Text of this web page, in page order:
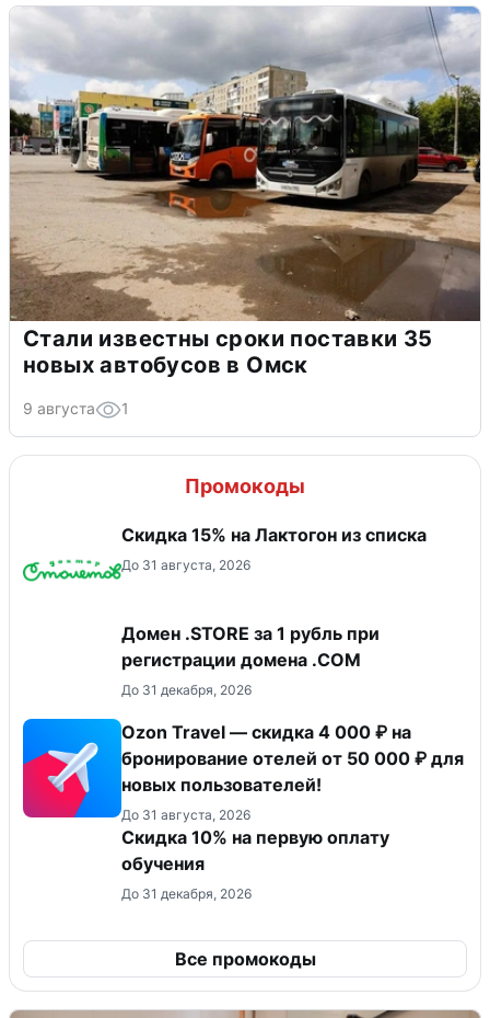
Стали известны сроки поставки 35
новых автобусов в Омск
9 августа 1
Промокоды
Скидка 15% на Лактогон из списка
До 31 августа, 2026
Домен .STORE за 1 рубль при
регистрации домена .COM
До 31 декабря, 2026
Ozon Travel — скидка 4 000 ₽ на
бронирование отелей от 50 000 ₽ для
новых пользователей!
До 31 августа, 2026
Скидка 10% на первую оплату
обучения
До 31 декабря, 2026
Все промокоды